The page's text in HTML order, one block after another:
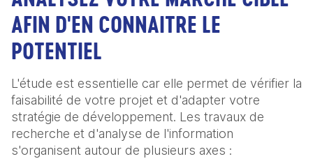
AFIN D'EN CONNAITRE LE
POTENTIEL
L'étude est essentielle car elle permet de vérifier la
faisabilité de votre projet et d'adapter votre
stratégie de développement. Les travaux de
recherche et d'analyse de l'information
s'organisent autour de plusieurs axes :